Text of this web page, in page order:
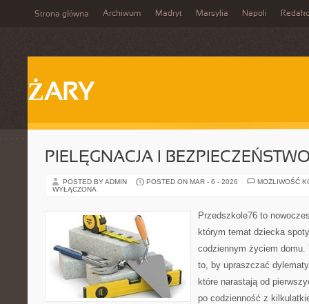
Strona główna Archiwum Madryt Marsylia Napoli
ŻARY
PIELĘGNACJA I
POSTED BY ADMIN POSTED ON MAR - 6 - 2026
MOŻLIWOŚĆ
WYŁĄCZONA
Przedszkole76 to
którym temat dziecka
codziennym życiem domu.
to, by upraszczać
które narastają od
po codzienność z